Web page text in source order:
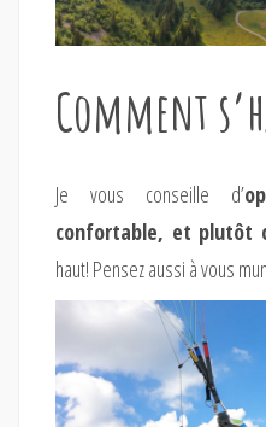
Comment
Je vous conseille d’
confortable, et plutôt
haut! Pensez aussi à vous